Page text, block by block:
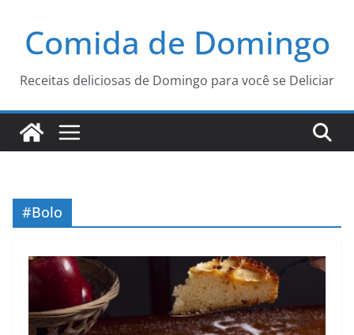
conteúdo
Comida de Domingo
Receitas deliciosas de Domingo para você se Deliciar
#Bolo